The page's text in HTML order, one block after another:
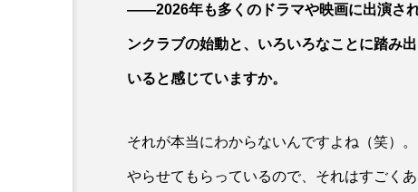
――2026年も多くのドラマや映画に出演さ
ンクラブの始動と、いろいろなことに踏み
いると感じていますか。
それが本当にわからないんですよね（笑）
やらせてもらっているので、それはすごく